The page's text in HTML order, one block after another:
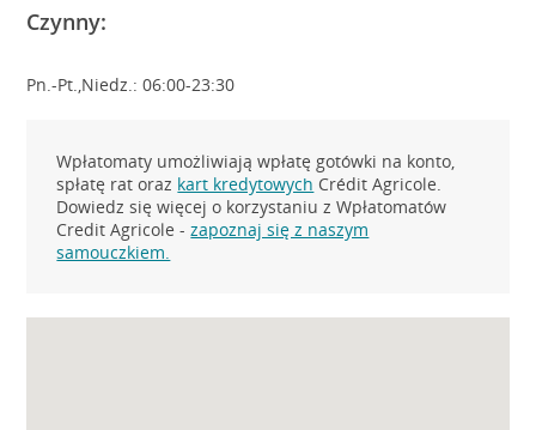
Czynny:
Pn.-Pt.,Niedz.: 06:00-23:30
Wpłatomaty umożliwiają wpłatę gotówki na konto,
spłatę rat oraz kart kredytowych Crédit Agricole.
Dowiedz się więcej o korzystaniu z Wpłatomatów
Credit Agricole -zapoznaj się z naszym
samouczkiem.